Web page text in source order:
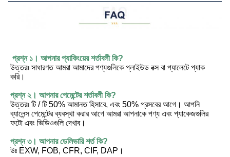
প্রশ্ন ১। আপনার প্যাকিংয়ের শর্তাবলী কি?
উত্তরঃ সাধারণত আমরা আমাদের পণ্যগুলিকে প্লাইউড বক্স বা প্যালেটে প্যাক
করি।
প্রশ্ন ২। আপনার পেমেন্টের শর্তাবলী কি?
উত্তরঃ টি / টি 50% আমানত হিসাবে, এবং 50% প্রসবের আগে। আপনি
ব্যালেন্স পেমেন্টের ব্যবস্থা করার আগে আমরা আপনাকে পণ্য এবং প্যাকেজগুলির
ফটো এবং ভিডিওগুলি দেখাব।
প্রশ্ন ৩। আপনার ডেলিভারি শর্ত কি?
উঃ EXW, FOB, CFR, CIF, DAP।